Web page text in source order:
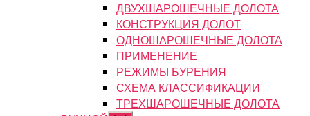
подменю
ДВУХШАРОШЕЧНЫЕ ДОЛОТА
КОНСТРУКЦИЯ ДОЛОТ
ОДНОШАРОШЕЧНЫЕ ДОЛОТА
ПРИМЕНЕНИЕ
РЕЖИМЫ БУРЕНИЯ
СХЕМА КЛАССИФИКАЦИИ
ТРЕХШАРОШЕЧНЫЕ ДОЛОТА